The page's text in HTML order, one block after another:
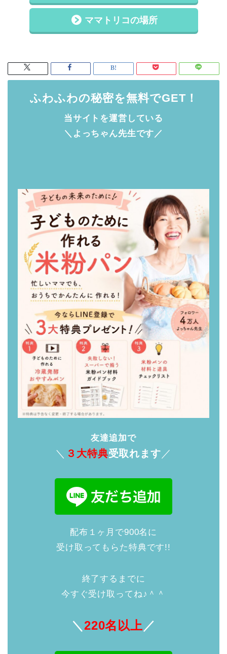
ママトリコの場所
ふわふわの秘密を無料でGET！
当サイトを運営している
＼よっちゃん先生です／
友達追加で
＼ ３大特典受取れます／
配布１ヶ月で900名に
受け取ってもらた特典です!!
終了するまでに
今すぐ受け取ってね♪＾＾
＼220名以上／